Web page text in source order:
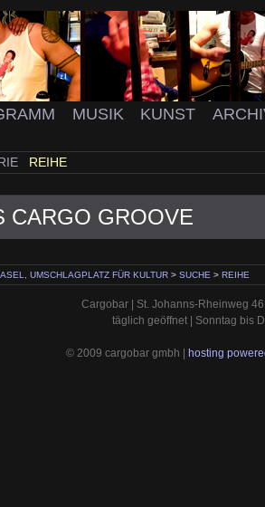
MUSIK KUNST
REIHE
CARGO GROOVE
UMSCHLAGPLATZ FÜR KULTUR > SUCHE > REIHE
Cargobar | St. Johanns-Rheinweg
täglich geöffnet | Sonntag bis
© 2009 cargobar gmbh | hosting